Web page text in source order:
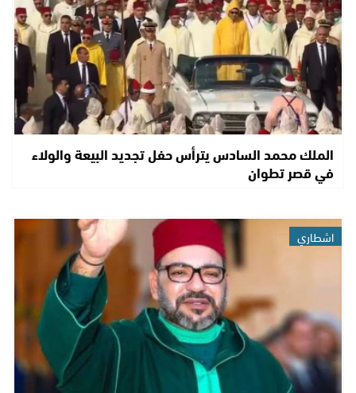
الملك محمد السادس يترأس حفل تجديد البيعة والولاء
في قصر تطوان
اشطاري